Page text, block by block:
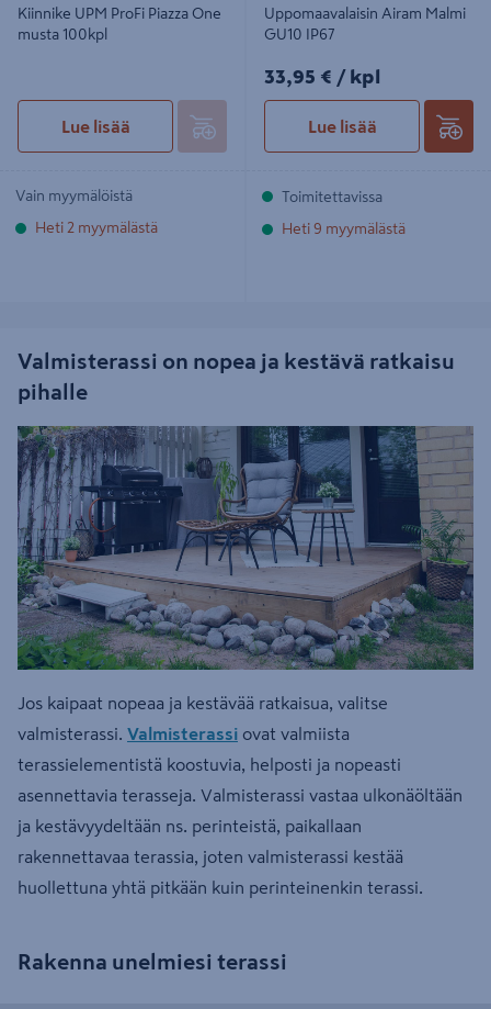
Kiinnike UPM ProFi Piazza One
musta 100kpl
Lue lisää
Vain myymälöistä
Heti 2 myymälästä
Uppomaavalaisin Airam Malmi
GU10 IP67
33,95€/kpl
33,95 € / kpl
Lue lisää
Toimitettavissa
Heti 9 myymälästä
Valmisterassi on nopea ja kestävä ratkaisu
pihalle
Jos kaipaat nopeaa ja kestävää ratkaisua, valitse
valmisterassi. Valmisterassi ovat valmiista
terassielementistä koostuvia, helposti ja nopeasti
asennettavia terasseja. Valmisterassi vastaa ulkonäöltään
ja kestävyydeltään ns. perinteistä, paikallaan
rakennettavaa terassia, joten valmisterassi kestää
huollettuna yhtä pitkään kuin perinteinenkin terassi.
Rakenna unelmiesi terassi